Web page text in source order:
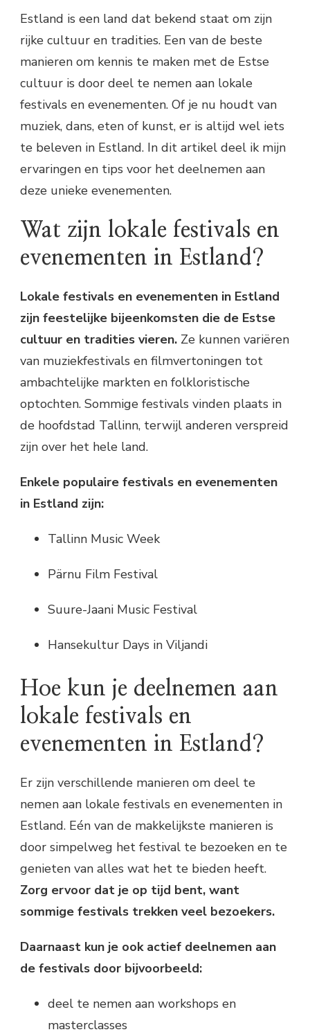
Estland is een land dat bekend staat om zijn
rijke cultuur en tradities. Een van de beste
manieren om kennis te maken met de Estse
cultuur is door deel te nemen aan lokale
festivals en evenementen. Of je nu houdt van
muziek, dans, eten of kunst, er is altijd wel iets
te beleven in Estland. In dit artikel deel ik mijn
ervaringen en tips voor het deelnemen aan
deze unieke evenementen.
Wat zijn lokale festivals en
evenementen in Estland?
Lokale festivals en evenementen in Estland
zijn feestelijke bijeenkomsten die de Estse
cultuur en tradities vieren. Ze kunnen variëren
van muziekfestivals en filmvertoningen tot
ambachtelijke markten en folkloristische
optochten. Sommige festivals vinden plaats in
de hoofdstad Tallinn, terwijl anderen verspreid
zijn over het hele land.
Enkele populaire festivals en evenementen
in Estland zijn:
Tallinn Music Week
Pärnu Film Festival
Suure-Jaani Music Festival
Hansekultur Days in Viljandi
Hoe kun je deelnemen aan
lokale festivals en
evenementen in Estland?
Er zijn verschillende manieren om deel te
nemen aan lokale festivals en evenementen in
Estland. Eén van de makkelijkste manieren is
door simpelweg het festival te bezoeken en te
genieten van alles wat het te bieden heeft.
Zorg ervoor dat je op tijd bent, want
sommige festivals trekken veel bezoekers.
Daarnaast kun je ook actief deelnemen aan
de festivals door bijvoorbeeld:
deel te nemen aan workshops en
masterclasses